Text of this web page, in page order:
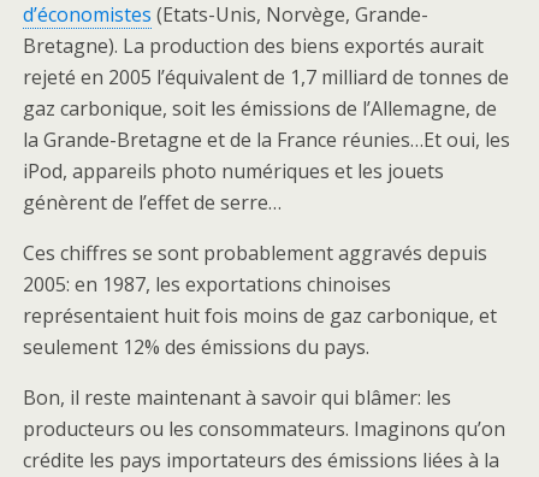
d’économistes (Etats-Unis, Norvège, Grande-
Bretagne). La production des biens exportés aurait
rejeté en 2005 l’équivalent de 1,7 milliard de tonnes de
gaz carbonique, soit les émissions de l’Allemagne, de
la Grande-Bretagne et de la France réunies…Et oui, les
iPod, appareils photo numériques et les jouets
génèrent de l’effet de serre…
Ces chiffres se sont probablement aggravés depuis
2005: en 1987, les exportations chinoises
représentaient huit fois moins de gaz carbonique, et
seulement 12% des émissions du pays.
Bon, il reste maintenant à savoir qui blâmer: les
producteurs ou les consommateurs. Imaginons qu’on
crédite les pays importateurs des émissions liées à la